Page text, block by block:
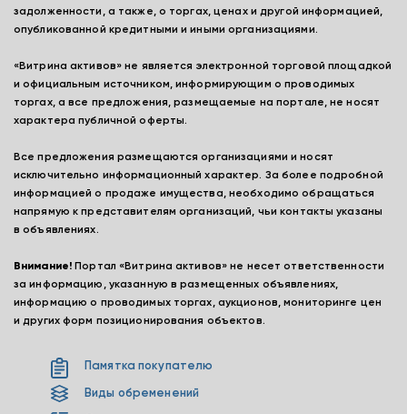
задолженности, а также, о торгах, ценах и другой информацией,
опубликованной кредитными и иными организациями.
«Витрина активов» не является электронной торговой площадкой
и официальным источником, информирующим о проводимых
торгах, а все предложения, размещаемые на портале, не носят
характера публичной оферты.
Все предложения размещаются организациями и носят
исключительно информационный характер. За более подробной
информацией о продаже имущества, необходимо обращаться
напрямую к представителям организаций, чьи контакты указаны
в объявлениях.
Внимание! Портал «Витрина активов» не несет ответственности
за информацию, указанную в размещенных объявлениях,
информацию о проводимых торгах, аукционов, мониторинге цен
и других форм позиционирования объектов.
Памятка покупателю
Виды обременений